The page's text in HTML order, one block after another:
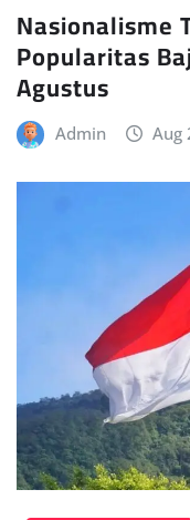
Nasionalisme
Popularitas
Agustus
Admin Aug